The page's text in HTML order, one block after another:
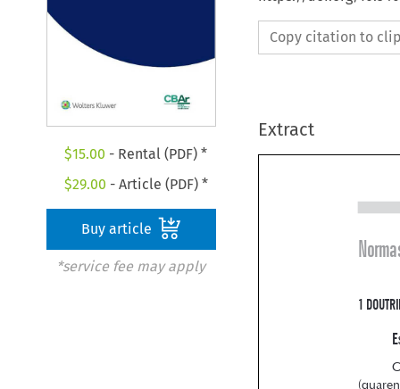
$15.00 - Rental (PDF) *
$29.00 - Article (PDF) *
Buy article
*service fee may apply
Copy citation to
Extract
